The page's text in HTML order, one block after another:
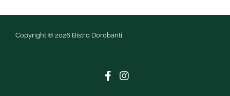
Copyright © 2026 Bistro Dorobanti